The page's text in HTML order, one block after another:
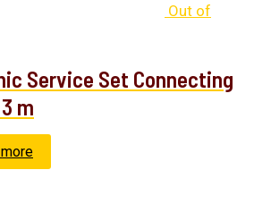
Out of
Service Set Connecting
m